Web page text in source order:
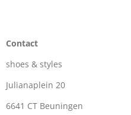
Contact
shoes & styles
Julianaplein 20
6641 CT Beuningen